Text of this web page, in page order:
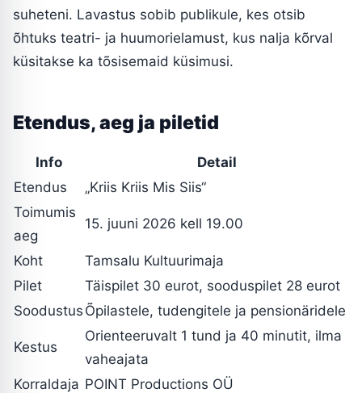
suheteni. Lavastus sobib publikule, kes otsib
õhtuks teatri- ja huumorielamust, kus nalja kõrval
küsitakse ka tõsisemaid küsimusi.
Etendus, aeg ja piletid
Info
Detail
Etendus
„Kriis Kriis Mis Siis“
Toimumis
aeg
15. juuni 2026 kell 19.00
Koht
Tamsalu Kultuurimaja
Pilet
Täispilet 30 eurot, sooduspilet 28 eurot
Soodustus Õpilastele, tudengitele ja pensionäridele
Kestus
Orienteeruvalt 1 tund ja 40 minutit, ilma
vaheajata
Korraldaja POINT Productions OÜ